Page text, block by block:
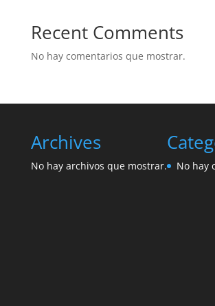
Recent Comments
No hay comentarios que mostrar.
Archives
No hay archivos que mostrar. No hay